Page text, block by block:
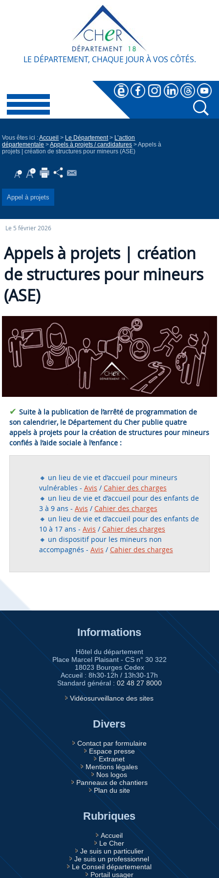
LE DÉPARTEMENT, CHAQUE JOUR À VOS CÔTÉS.
Vous êtes ici :Accueil > Le Département> L’action
départementale >Appels à projets / candidatures > Appels à
projets | création de structures pour mineurs (ASE)
Appel à projets
Le 5 février 2026
Appels à projets | création
de structures pour mineurs
(ASE)
✔ Suite à la publication de l’arrêté de programmation de
son calendrier, le Département du Cher publie quatre
appels à projets pour la création de structures pour mineurs
confiés à l’aide sociale à l’enfance :
🔸 un lieu de vie et d’accueil pour mineurs
vulnérables - Avis / Cahier des charges
🔸 un lieu de vie et d’accueil pour des enfants de
3 à 9 ans - Avis / Cahier des charges
🔸 un lieu de vie et d’accueil pour des enfants de
10 à 17 ans - Avis / Cahier des charges
🔸 un dispositif pour les mineurs non
accompagnés - Avis / Cahier des charges
Informations
Hôtel du département
Place Marcel Plaisant - CS n° 30 322
18023 Bourges Cedex
Accueil : 8h30-12h / 13h30-17h
Standard général : 02 48 27 8000
Vidéosurveillance des sites
Divers
Contact par formulaire
Espace presse
Extranet
Mentions légales
Nos logos
Panneaux de chantiers
Plan du site
Rubriques
Accueil
Le Cher
Je suis un particulier
Je suis un professionnel
Le Conseil départemental
Portail usager